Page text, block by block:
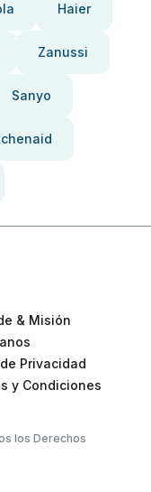
Haier
Zanussi
Sanyo
& Misión
Privacidad
y Condiciones
los Derechos